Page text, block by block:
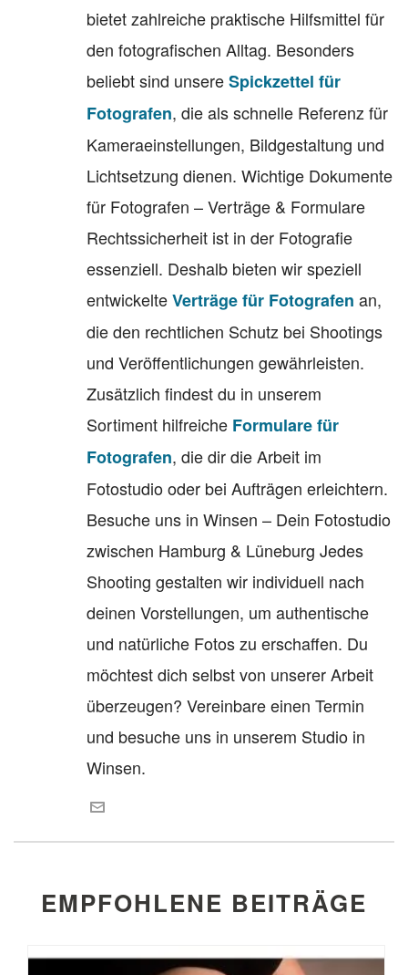
bietet zahlreiche praktische Hilfsmittel für
den fotografischen Alltag. Besonders
beliebt sind unsereSpickzettel für
Fotografen, die als schnelle Referenz für
Kameraeinstellungen, Bildgestaltung und
Lichtsetzung dienen. Wichtige Dokumente
für Fotografen – Verträge & Formulare
Rechtssicherheit ist in der Fotografie
essenziell. Deshalb bieten wir speziell
entwickelteVerträge für Fotografen an,
die den rechtlichen Schutz bei Shootings
und Veröffentlichungen gewährleisten.
Zusätzlich findest du in unserem
Sortiment hilfreiche Formulare für
Fotografen, die dir die Arbeit im
Fotostudio oder bei Aufträgen erleichtern.
Besuche uns in Winsen – Dein Fotostudio
zwischen Hamburg & Lüneburg Jedes
Shooting gestalten wir individuell nach
deinen Vorstellungen, um authentische
und natürliche Fotos zu erschaffen. Du
möchtest dich selbst von unserer Arbeit
überzeugen? Vereinbare einen Termin
und besuche uns in unserem Studio in
Winsen.
EMPFOHLENE BEITRÄGE